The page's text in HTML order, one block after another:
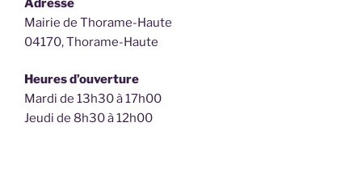
Mairie de Thorame-Haute
04170, Thorame-Haute
Heures d’ouverture
Mardi de 13h30 à 17h00
Jeudi de 8h30 à 12h00